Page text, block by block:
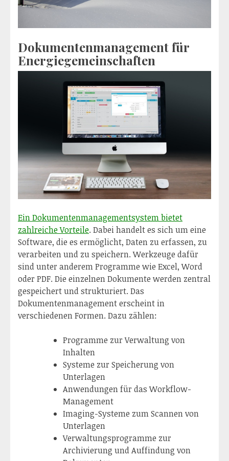
Dokumentenmanagement für
Energiegemeinschaften
Ein Dokumentenmanagementsystem bietet
zahlreiche Vorteile. Dabei handelt es sich um eine
Software, die es ermöglicht, Daten zu erfassen, zu
verarbeiten und zu speichern. Werkzeuge dafür
sind unter anderem Programme wie Excel, Word
oder PDF. Die einzelnen Dokumente werden zentral
gespeichert und strukturiert. Das
Dokumentenmanagement erscheint in
verschiedenen Formen. Dazu zählen:
Programme zur Verwaltung von
Inhalten
Systeme zur Speicherung von
Unterlagen
Anwendungen für das Workflow-
Management
Imaging-Systeme zum Scannen von
Unterlagen
Verwaltungsprogramme zur
Archivierung und Auffindung von